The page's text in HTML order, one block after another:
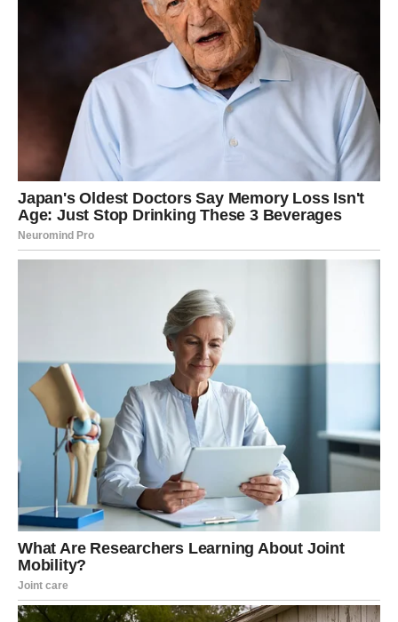
prošlosti. Sudbina sada može da organizuje neočekivan
susret ili kontakt koji će vas potpuno iznenaditi. Pitanje je
samo da li ćete želeti da pružite još jednu šansu ili ćete
konačno odlučiti da nastavite dalje.
Bez obzira na odluku, jedno je sigurno – pred vama je
emotivni period koji će doneti odgovore na pitanja koja
vas dugo muče.
Nova ljubav donosi osećaj sreće koji ste
zaboravili
Ako ste dugo bili sami, upravo sada počinje period u
kojem će se sve promeniti. Nova osoba ulazi u vaš život
sa posebnom energijom. Pored nje ćete ponovo početi
da verujete u ljubav, poverenje i zajedničku budućnost.
Ovo nije prolazna priča. Za mnoge Vage upravo sada
počinje ljubavna priča koja može trajati godinama.
Novac i posao donose veliko
iznenađenje
Kada su finansije u pitanju, pred vama je period značajnih
promena. Mnogi pripadnici znaka konačno će dobiti
priliku koju dugo čekaju. Moguće su povišice, novi